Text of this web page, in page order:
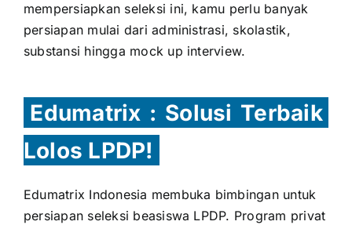
mempersiapkan seleksi ini, kamu perlu banyak
persiapan mulai dari administrasi, skolastik,
substansi hingga mock up interview.
Edumatrix : Solusi Terbaik
Lolos LPDP!
Edumatrix Indonesia membuka bimbingan untuk
persiapan seleksi beasiswa LPDP. Program privat